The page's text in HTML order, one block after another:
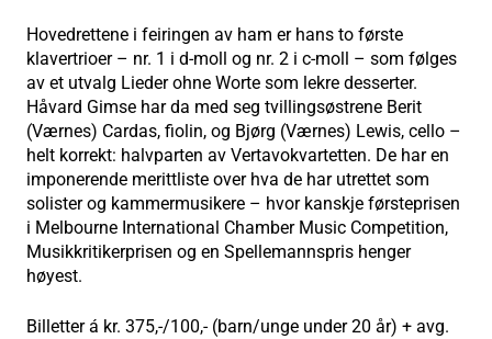
Hovedrettene i feiringen av ham er hans to første
klavertrioer – nr. 1 i d-moll og nr. 2 i c-moll – som følges
av et utvalg Lieder ohne Worte som lekre desserter.
Håvard Gimse har da med seg tvillingsøstrene Berit
(Værnes) Cardas, fiolin, og Bjørg (Værnes) Lewis, cello –
helt korrekt: halvparten av Vertavokvartetten. De har en
imponerende merittliste over hva de har utrettet som
solister og kammermusikere – hvor kanskje førsteprisen
i Melbourne International Chamber Music Competition,
Musikkritikerprisen og en Spellemannspris henger
høyest.
Billetter á kr. 375,-/100,- (barn/unge under 20 år) + avg.